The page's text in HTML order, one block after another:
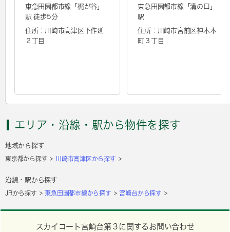
東急田園都市線「 梶が谷 」
駅 徒歩5分
住所：川崎市高津区下作延
２丁目
東急田園都市線「溝の口 」
駅
住所：川崎市宮前区神木本
町３丁目
エリア・沿線・駅から物件を探す
地域から探す
東京都から探す 川崎市高津区から探す
沿線・駅から探す
JRから探す 東急田園都市線から探す 宮崎台から探す
スカイコート宮崎台第３に関するお問い合わせ